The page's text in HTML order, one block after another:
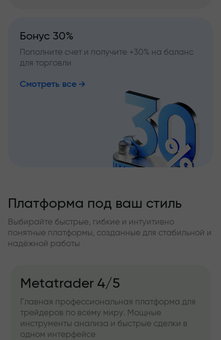
Бонус 30%
Пополните счет и получите +30% на баланс
для торговли
Смотреть все
Платформа под ваш стиль
Выбирайте быстрые, гибкие и интуитивно
понятные платформы, созданные для стабильной и
надёжной работы
Metatrader 4/5
Главная профессиональная платформа для
трейдеров по всему миру. Мощные
инструменты анализа и быстрые сделки в
одном интерфейсе